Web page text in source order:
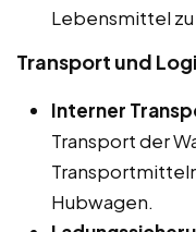
Lebensmittel
Transport und
Interner
Transport der
Hubwagen.